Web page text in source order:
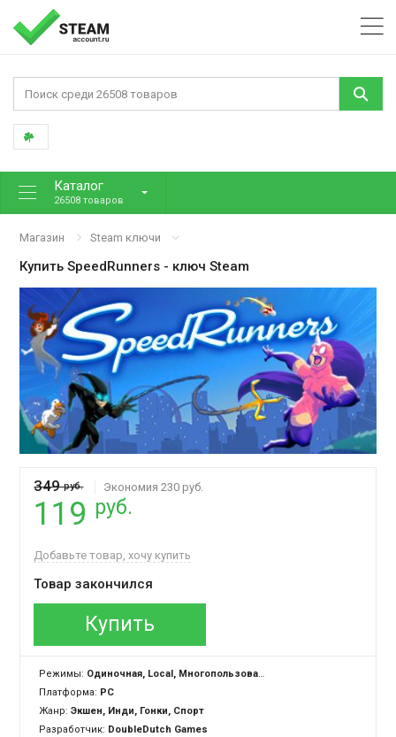
Каталог
26508 товаров
Магазин Steam ключи
КупитьSpeedRunners - ключ Steam
349руб. Экономия 230 руб.
119 руб.
Добавьте товар, хочу купить
Товар закончился
Купить
Режимы: Одиночная, Local, Многопользовательская
Платформа: PC
Жанр:Экшен, Инди, Гонки, Спорт
Разработчик: DoubleDutch Games